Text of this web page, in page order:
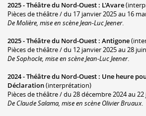
2025 -Théâtre du Nord-Ouest : L'Avare
Pièces de théâtre / du 17 janvier 2025 au 16
De Molière, mise en scène Jean-Luc Jeener.
2025 -Théâtre du Nord-Ouest : Antigone
Pièces de théâtre / du 12 janvier 2025 au 28
De Sophocle, mise en scène Jean-Luc Jeener.
2024 -Théâtre du Nord-Ouest : Une heure
Déclaration(interprétation)
Pièces de théâtre / du 28 décembre 2024 au 22
De Claude Salama, mise en scène Olivier Bruaux.